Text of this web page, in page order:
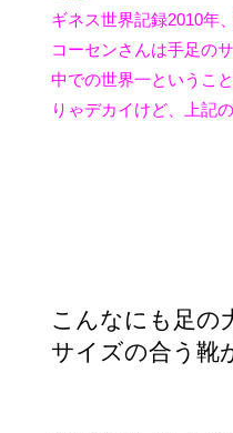
ギネス世界記録2010年
コーセンさんは手足の
中での世界一というこ
りゃデカイけど、上記
こんなにも足の
サイズの合う靴